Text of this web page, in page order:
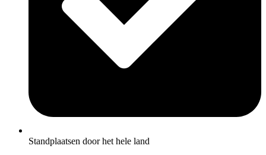
Standplaatsen door het hele land